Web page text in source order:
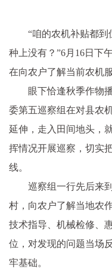
“咱的农机补贴都
种上没有？”6月16日下
在向农户了解当前农机
眼下恰逢秋季作物
委第五巡察组在对县农
延伸，走入田间地头，
挥情况开展巡察，切实
线。
巡察组一行先后来
村，向农户了解当地农
技术指导、机械检修、
位，对发现的问题当场
牢基础。